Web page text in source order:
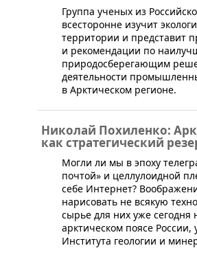
​​Группа ученых из
всесторонне изучит
территории и представит
и рекомендации по
природосберегающим
деятельности
в Арктическом регионе.
Николай Похиленко:
как стратегический
Могли ли мы в эпоху
почтой» и целлулоидной
себе Интернет?
нарисовать не всякую
сырье для них уже сегодня
арктическом поясе России,
Института геологии и